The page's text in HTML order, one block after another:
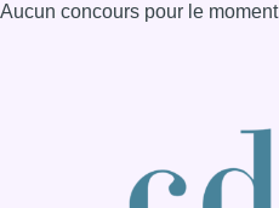
Aucun concours pour le moment